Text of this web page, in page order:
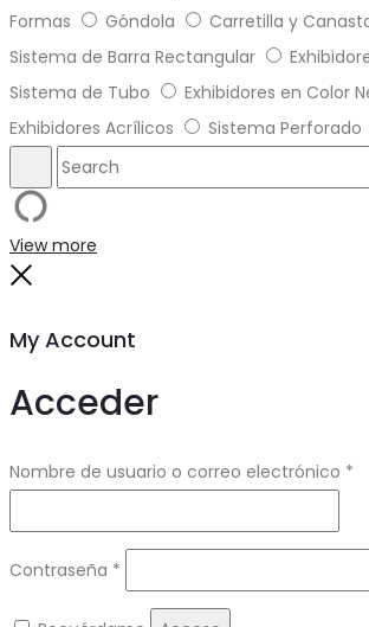
Formas
Góndola Carretilla y
Sistema de Barra Rectangular
Sistema de Tubo
Exhibidores en Color
Exhibidores Acrílicos
Sistema Perforado
Search
View more
My Account
Acceder
Nombre de usuario o correo electrónico *
Contraseña *